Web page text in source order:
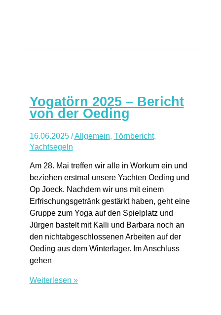
Yogatörn 2025 – Bericht
von der Oeding
16.06.2025 /Allgemein, Törnbericht,
Yachtsegeln
Am 28. Mai treffen wir alle in Workum ein und
beziehen erstmal unsere Yachten Oeding und
Op Joeck. Nachdem wir uns mit einem
Erfrischungsgetränk gestärkt haben, geht eine
Gruppe zum Yoga auf den Spielplatz und
Jürgen bastelt mit Kalli und Barbara noch an
den nichtabgeschlossenen Arbeiten auf der
Oeding aus dem Winterlager. Im Anschluss
gehen
Yogatörn
Weiterlesen »